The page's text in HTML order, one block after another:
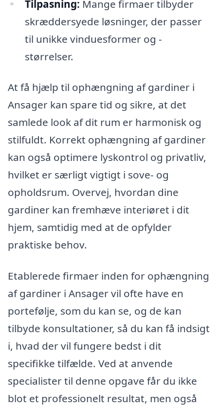
Tilpasning: Mange firmaer tilbyder
skræddersyede løsninger, der passer
til unikke vinduesformer og -
størrelser.
At få hjælp til ophængning af gardiner i
Ansager kan spare tid og sikre, at det
samlede look af dit rum er harmonisk og
stilfuldt. Korrekt ophængning af gardiner
kan også optimere lyskontrol og privatliv,
hvilket er særligt vigtigt i sove- og
opholdsrum. Overvej, hvordan dine
gardiner kan fremhæve interiøret i dit
hjem, samtidig med at de opfylder
praktiske behov.
Etablerede firmaer inden for ophængning
af gardiner i Ansager vil ofte have en
portefølje, som du kan se, og de kan
tilbyde konsultationer, så du kan få indsigt
i, hvad der vil fungere bedst i dit
specifikke tilfælde. Ved at anvende
specialister til denne opgave får du ikke
blot et professionelt resultat, men også